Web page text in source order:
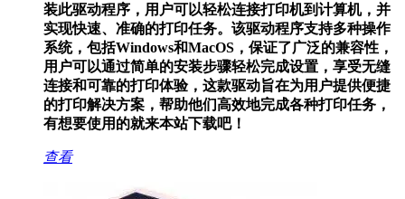
装此驱动程序，用户可以轻松连接打印机到计算机，并
实现快速、准确的打印任务。该驱动程序支持多种操作
系统，包括Windows和MacOS，保证了广泛的兼容性，
用户可以通过简单的安装步骤轻松完成设置，享受无缝
连接和可靠的打印体验，这款驱动旨在为用户提供便捷
的打印解决方案，帮助他们高效地完成各种打印任务，
有想要使用的就来本站下载吧！
查看